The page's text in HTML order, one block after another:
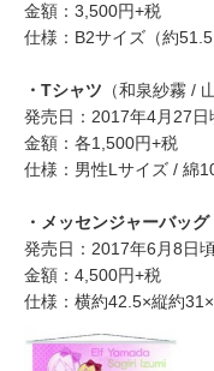
金額：3,500円+税
仕様：B2サイズ（約
・Tシャツ （和泉紗霧 /
発売日：2017年4月27日
金額：各1,500円+税
仕様：男性Lサイズ / 綿
・メッセンジャーバッグ
発売日：2017年6月8日
金額：4,500円+税
仕様：横約42.5×縦約